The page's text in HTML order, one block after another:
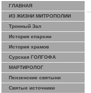
ГЛАВНАЯ
ИЗ ЖИЗНИ МИТРОПОЛИИ
Тронный Зал
История епархии
История храмов
Сурская ГОЛГОФА
МАРТИРОЛОГ
Пензенские святыни
Святые источники